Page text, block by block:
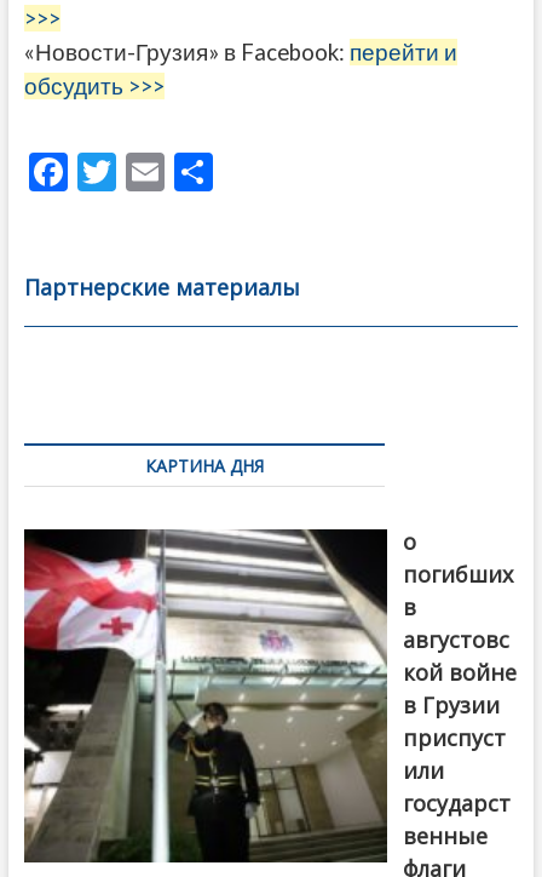
>>>
«Новости-Грузия» в Facebook: перейти и
обсудить >>>
F
b
o
T
er
E
l
О
а
в
Партнерские материалы
по
записямКАРТИНА ДНЯ
о
погибших
в
августовс
кой войне
в Грузии
приспуст
или
государст
венные
флаги